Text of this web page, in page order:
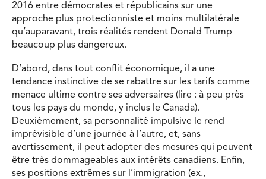
2016 entre démocrates et républicains sur une
approche plus protectionniste et moins multilatérale
qu’auparavant, trois réalités rendent Donald Trump
beaucoup plus dangereux.
D’abord, dans tout conflit économique, il a une
tendance instinctive de se rabattre sur les tarifs comme
menace ultime contre ses adversaires (lire : à peu près
tous les pays du monde, y inclus le Canada).
Deuxièmement, sa personnalité impulsive le rend
imprévisible d’une journée à l’autre, et, sans
avertissement, il peut adopter des mesures qui peuvent
être très dommageables aux intérêts canadiens. Enfin,
ses positions extrêmes sur l’immigration (ex.,